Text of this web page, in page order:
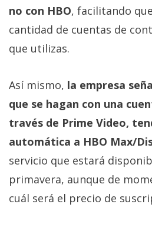
no con HBO, facilitando
cantidad de cuentas de
que utilizas.
Así mismo, la empresa
que se hagan con una
través de Prime Video,
automática a HBO Max/
servicio que estará
primavera, aunque de
cuál será el precio de